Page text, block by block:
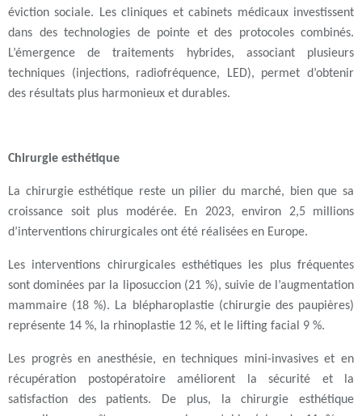
éviction sociale. Les cliniques et cabinets médicaux investissent
dans des technologies de pointe et des protocoles combinés.
L’émergence de traitements hybrides, associant plusieurs
techniques (injections, radiofréquence, LED), permet d’obtenir
des résultats plus harmonieux et durables.
Chirurgie esthétique
La chirurgie esthétique reste un pilier du marché, bien que sa
croissance soit plus modérée. En 2023, environ 2,5 millions
d’interventions chirurgicales ont été réalisées en Europe.
Les interventions chirurgicales esthétiques les plus fréquentes
sont dominées par la
liposuccion(21 %), suivie de l’augmentation
mammaire (18 %). La blépharoplastie(chirurgie des paupières)
représente 14 %, la rhinoplastie 12 %, et le lifting facial 9 %.
Les progrès en anesthésie, en techniques mini-invasives et en
récupération postopératoire améliorent la sécurité et la
satisfaction des patients. De plus, la chirurgie esthétique